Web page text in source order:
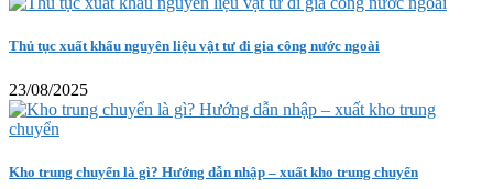
Thủ tục xuất khẩu nguyên liệu vật tư đi gia công nước ngoài
23/08/2025
Kho trung chuyển là gì? Hướng dẫn nhập – xuất kho trung chuyển